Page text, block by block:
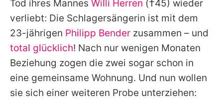
Nutzungsbedingungen
Utiq verwalten
Tod ihres Mannes Willi Herren (†45) wieder
verliebt: Die Schlagersängerin ist mit dem
23-jährigen Philipp Bender zusammen – und
total glücklich! Nach nur wenigen Monaten
Beziehung zogen die zwei sogar schon in
eine gemeinsame Wohnung. Und nun wollen
sie sich einer weiteren Probe unterziehen: